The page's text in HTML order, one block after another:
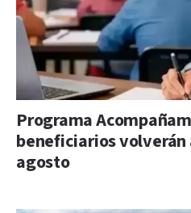
Programa
beneficiarios volverán
agosto